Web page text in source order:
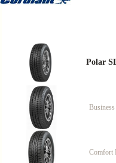
Polar
Comfort